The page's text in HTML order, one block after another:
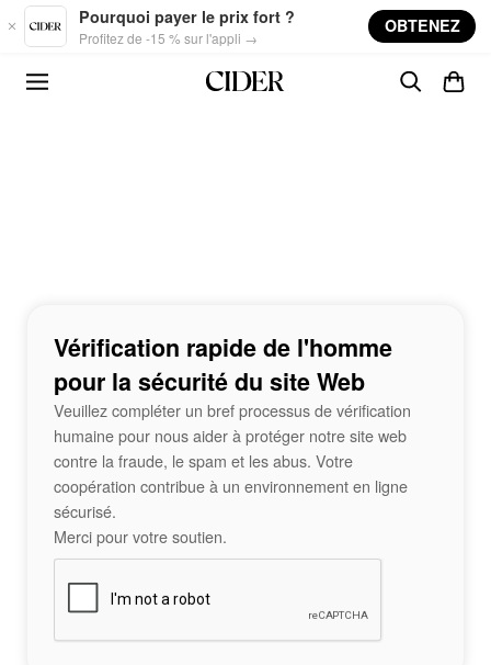
Skip to main content
Pourquoi payer le prix fort ?
Profitez de -15 % sur l'appli →
OBTENEZ
Vérification rapide de l'homme
pour la sécurité du site Web
Veuillez compléter un bref processus de vérification
humaine pour nous aider à protéger notre site web
contre la fraude, le spam et les abus. Votre
coopération contribue à un environnement en ligne
sécurisé.
Merci pour votre soutien.